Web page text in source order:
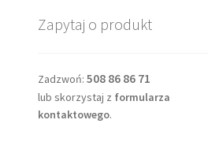
Zapytaj o produkt
Zadzwoń: 508 86 86 71
lub skorzystaj z formularza
kontaktowego.